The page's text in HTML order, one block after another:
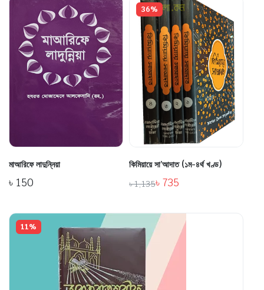
মাআরিফে লাদুন্নিয়া
৳ 150
36%
কিমিয়ায়ে সা’আদাত (১ম-৪র্থ খণ্ড)
৳1,135৳ 735
11%